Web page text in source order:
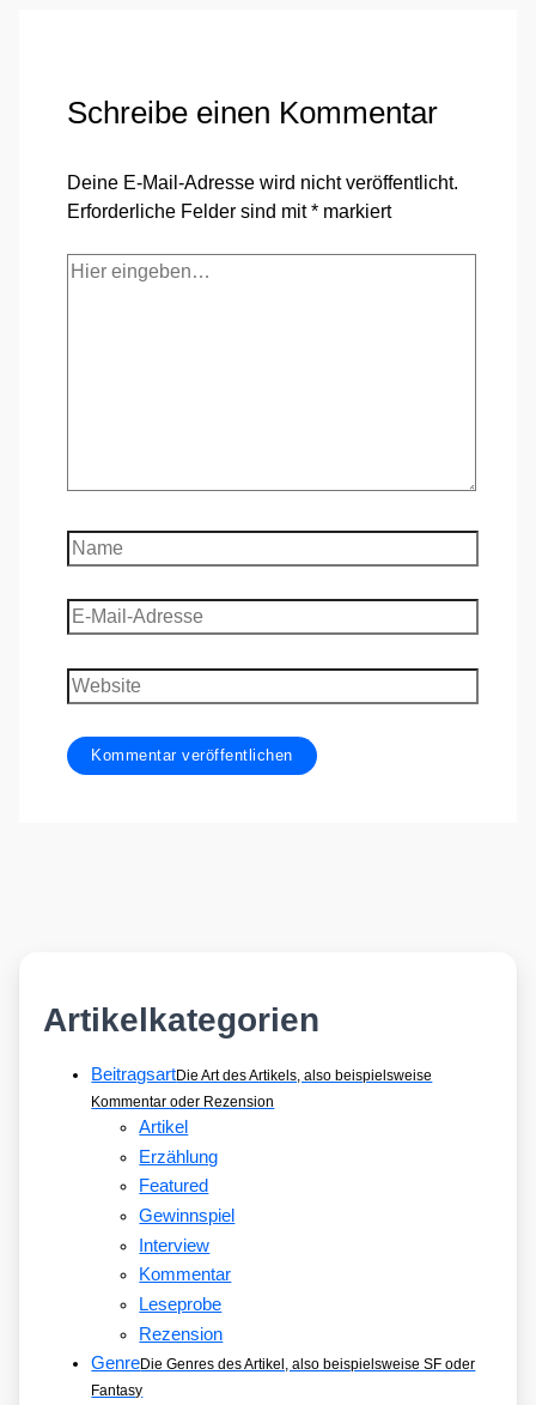
Schreibe einen Kommentar
Deine E-Mail-Adresse wird nicht veröffentlicht.
Erforderliche Felder sind mit* markiert
Hier
Name
E-
Mail-
Adresse
Website
Artikelkategorien
BeitragsartDie Art des Artikels, also beispielsweise
Kommentar oder Rezension
Artikel
Erzählung
Featured
Gewinnspiel
Interview
Kommentar
Leseprobe
Rezension
GenreDie Genres des Artikel, also beispielsweise SF oder
Fantasy